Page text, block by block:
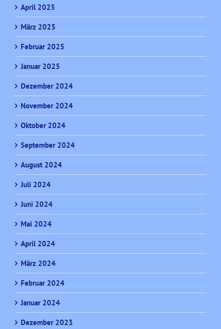
April 2025
März 2025
Februar 2025
Januar 2025
Dezember 2024
November 2024
Oktober 2024
September 2024
August 2024
Juli 2024
Juni 2024
Mai 2024
April 2024
März 2024
Februar 2024
Januar 2024
Dezember 2023